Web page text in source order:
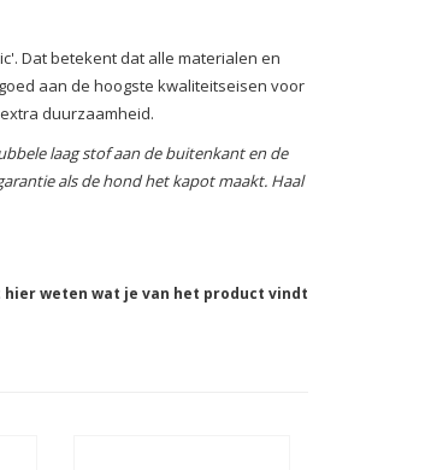
Dat betekent dat alle materialen en
aan de hoogste kwaliteitseisen voor
duurzaamheid.
laag stof aan de buitenkant en de
als de hond het kapot maakt. Haal
hier weten wat je van het product vindt